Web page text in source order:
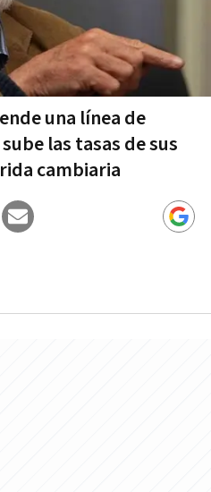
una lí­nea de
las tasas de sus
cambiaria